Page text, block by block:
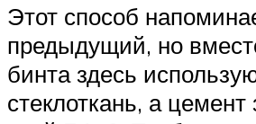
Этот способ
предыдущий, но
бинта здесь
стеклоткань, а